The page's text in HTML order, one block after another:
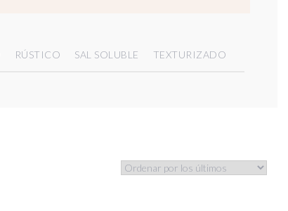
RÚSTICO SAL SOLUBLE TEXTURIZADO